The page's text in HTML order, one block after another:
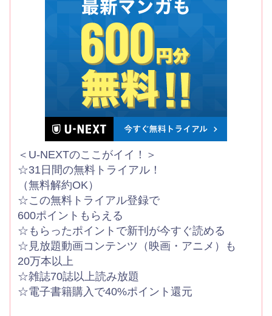
＜U-NEXTのここがイイ！＞
☆31日間の無料トライアル！
（無料解約OK）
☆この無料トライアル登録で
600ポイントもらえる
☆もらったポイントで新刊が今すぐ読める
☆見放題動画コンテンツ（映画・アニメ）も
20万本以上
☆雑誌70誌以上読み放題
☆電子書籍購入で40%ポイント還元